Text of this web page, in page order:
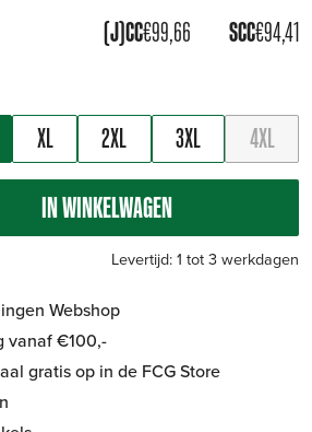
(J)CC€99,66 SCC€94,41
XL 2XL 3XL 4XL
IN WINKELWAGEN
Levertijd: 1 tot 3 werkdagen
Webshop
vanaf €100,-
gratis op in de FCG Store